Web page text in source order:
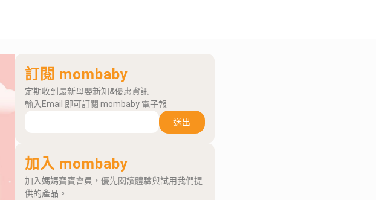
訂閱 mombaby
定期收到最新母嬰新知&優惠資訊
輸入Email 即可訂閱 mombaby 電子報
送出
加入 mombaby
加入媽媽寶寶會員，優先閱讀體驗與試用我們提
供的產品。